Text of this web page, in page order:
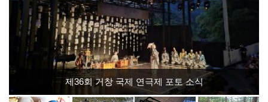
제36회 거창 국제 연극제 포토 소식